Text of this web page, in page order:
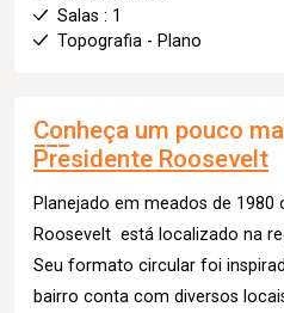
Salas : 1
Topografia - Plano
Conheça um pouco
Presidente Roosevelt
Planejado em meados de 1980
Roosevelt está localizado na
Seu formato circular foi
bairro conta com diversos